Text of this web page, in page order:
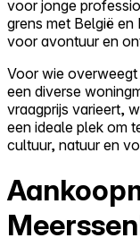
voor jonge
grens met België
voor avontuur en
Voor wie
een diverse
vraagprijs varieert,
een ideale plek om
cultuur, natuur en